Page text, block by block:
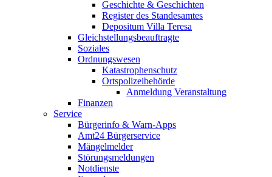
Geschichte & Geschichten
Register des Standesamtes
Depositum Villa Teresa
Gleichstellungsbeauftragte
Soziales
Ordnungswesen
Katastrophenschutz
Ortspolizeibehörde
Anmeldung Veranstaltung
Finanzen
Service
Bürgerinfo & Warn-Apps
Amt24 Bürgerservice
Mängelmelder
Störungsmeldungen
Notdienste